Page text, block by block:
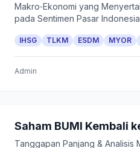
Makro‑Ekonomi yang
pada Sentimen Pasar
IHSG TLKM ESDM MYOR
Admin
Saham BUMI Kembali
Tanggapan Panjang & Analisis